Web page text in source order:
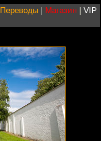
Переводы | Магазин | VIP